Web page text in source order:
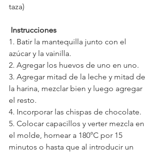
taza)
Instrucciones
1. Batir la mantequilla junto con el
azúcar y la vainilla.
2. Agregar los huevos de uno en uno.
3. Agregar mitad de la leche y mitad de
la harina, mezclar bien y luego agregar
el resto.
4. Incorporar las chispas de chocolate.
5. Colocar capacillos y verter mezcla en
el molde, hornear a 180°C por 15
minutos o hasta que al introducir un